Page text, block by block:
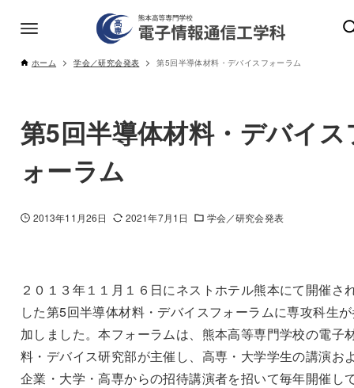
ホーム 学会／研究会発表 第5回半導体材料・デバイスフォーラム
第5回半導体材料・デバイス
ォーラム
2013年11月26日 2021年7月1日 学会／研究会発表
２０１３年１１月１６日にネストホテル熊本にて開催さ
した第5回半導体材料・デバイスフォーラムに専攻科生
加しました。本フォーラムは、熊本高等専門学校の電子
料・デバイス研究部が主催し、高専・大学学生の講演お
企業・大学・高専からの招待講演者を招いて毎年開催し